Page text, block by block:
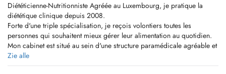
Diététicienne-Nutritionniste Agréée au Luxembourg, je pratique la
diététique clinique depuis 2008.
Forte d'une triple spécialisation, je reçois volontiers toutes les
personnes qui souhaitent mieux gérer leur alimentation au quotidien.
Mon cabinet est situé au sein d'une structure paramédicale agréable et
idéalement situé au cœur de la ville.
Au plaisir de vous accompagner!
Zie alle